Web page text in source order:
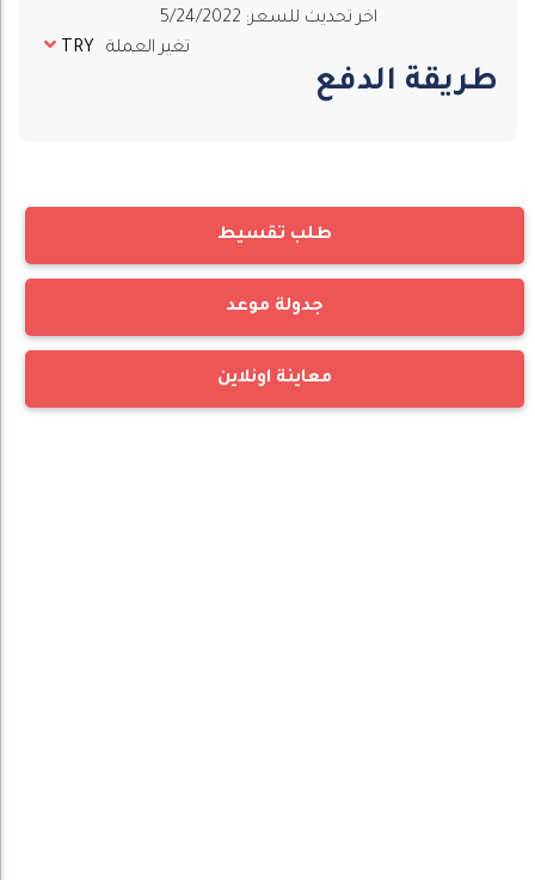
اخر تحديث للسعر:
5/24/2022
تغير العملة
TRY
طريقة الدفع
طلب تقسيط
جدولة موعد
معاينة اونلاين